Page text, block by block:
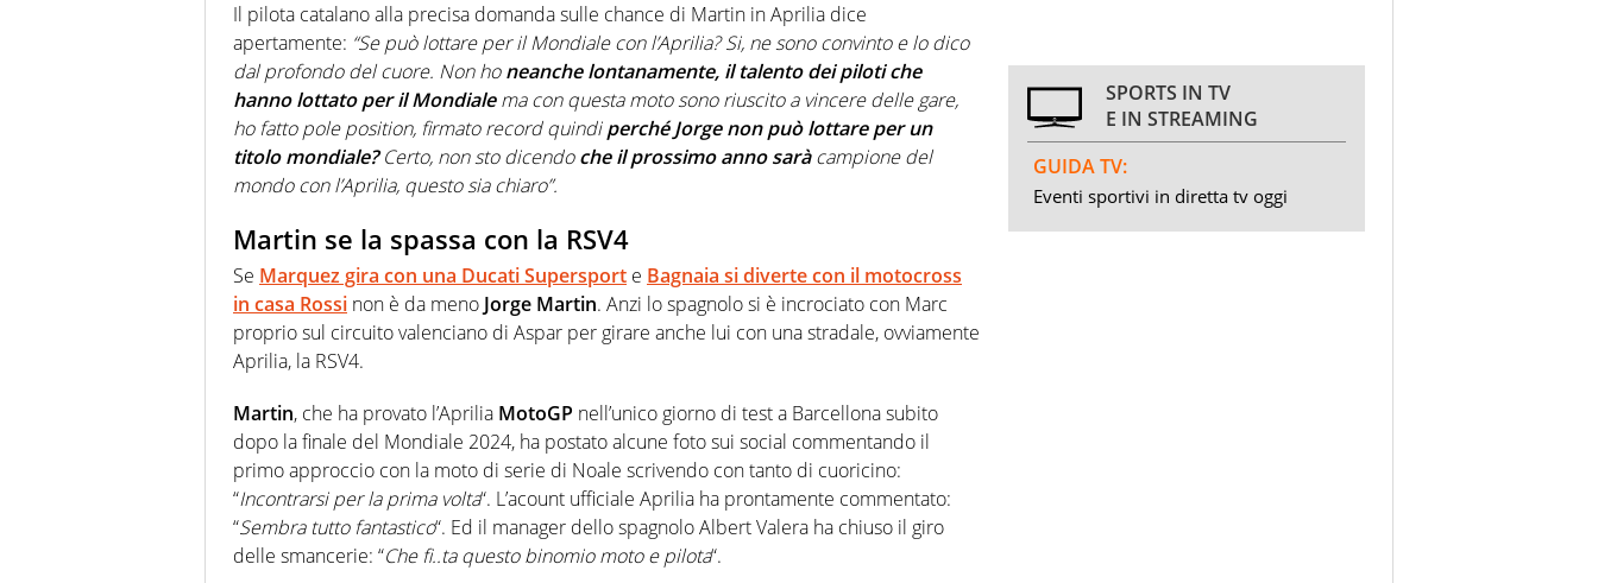
Il pilota catalano alla precisa domanda sulle chance di Martin in Aprilia dice
apertamente: “Se può lottare per il Mondiale con l’Aprilia? Si, ne sono convinto e lo dico
dal profondo del cuore. Non honeanche lontanamente, il talento dei piloti che
hanno lottato per il Mondialema con questa moto sono riuscito a vincere delle gare,
ho fatto pole position, firmato record quindiperché Jorge non può lottare per un
titolo mondiale?Certo, non sto dicendoche il prossimo anno saràcampione del
mondo con l’Aprilia, questo sia chiaro”.
Martin se la spassa con la RSV4
Se Marquez gira con una Ducati Supersport e Bagnaia si diverte con il motocross
in casa Rossi non è da meno Jorge Martin. Anzi lo spagnolo si è incrociato con Marc
proprio sul circuito valenciano di Aspar per girare anche lui con una stradale, ovviamente
Aprilia, la RSV4.
Martin, che ha provato l’Aprilia MotoGP nell’unico giorno di test a Barcellona subito
dopo la finale del Mondiale 2024, ha postato alcune foto sui social commentando il
primo approccio con la moto di serie di Noale scrivendo con tanto di cuoricino:
“Incontrarsi per la prima volta“. L’acount ufficiale Aprilia ha prontamente commentato:
“Sembra tutto fantastico“. Ed il manager dello spagnolo Albert Valera ha chiuso il giro
delle smancerie: “Che fi..ta questo binomio moto e pilota“.
SPORTS IN TV
E IN STREAMING
GUIDA TV:
Eventi sportivi in diretta tv oggi